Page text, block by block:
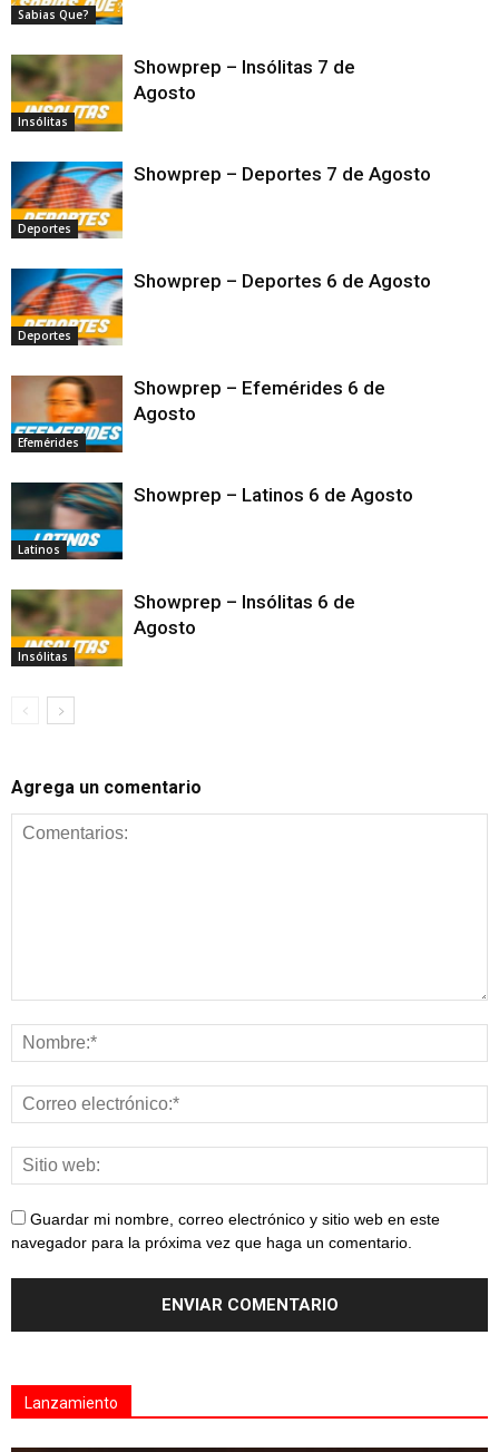
Sabias Que?
Insólitas
Showprep – Insólitas 7 de
Agosto
Deportes
Showprep – Deportes 7 de Agosto
Deportes
Showprep – Deportes 6 de Agosto
Efemérides
Showprep – Efemérides 6 de
Agosto
Latinos
Showprep – Latinos 6 de Agosto
Insólitas
Showprep – Insólitas 6 de
Agosto
Agrega un comentario
Guardar mi nombre, correo electrónico y sitio web en este
navegador para la próxima vez que haga un comentario.
Lanzamiento